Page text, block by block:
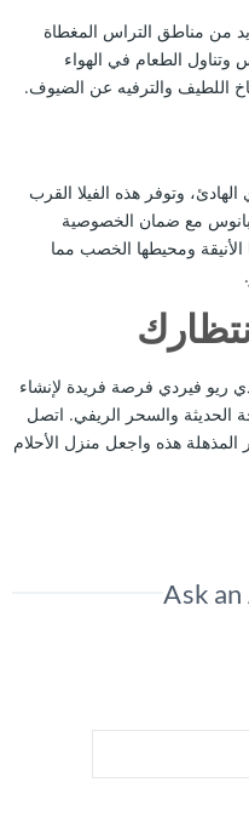
من مناطق التراس المغطاة
الطعام في الهواء
اللطيف والترفيه عن الضيوف.
وتوفر هذه الفيلا القرب
بانوس مع ضمان الخصوصية
الأنيقة ومحيطها الخصب مما
دي ريو فيردي فرصة فريدة لإنشاء
الحديثة والسحر الريفي. اتصل
المذهلة هذه واجعل منزل الأحلام
Ask